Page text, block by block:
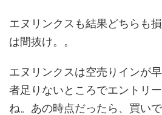
エヌリンクスも結果どちらも
は間抜け。。
エヌリンクスは空売りインが
者足りないところでエントリ
ね。あの時点だったら、買い